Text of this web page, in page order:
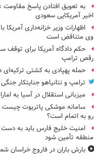
به تعویق افتادن پاسخ مقاومت
اخیر آمریکایی سعودی
اظهارات وزیر خزانه‌داری آمریکا
وی متناقض است
حکم دادگاه آمریکا برای توقف
رقص ترامپ
حمله پهپادی به کشتی ترکیه‌ای
ترامپ و نتانیاهو جنایتکار
میزبانی استقلال در آسیا به
سامانه موشکی پاتریوت چیست
رو به اتمام است؟
امنیت خلیج فارس باید به
منطقه تأمین شود
بارش باران در فاروج خراسان